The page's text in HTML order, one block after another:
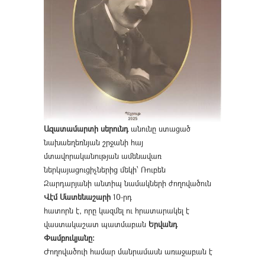
Ազատամարտի սերունդանունը ստացած
նախաեղեռնյան շրջանի հայ
մտավորականության ամենավառ
ներկայացուցիչներից մեկի՝ Ռուբեն
Զարդարյանի անտիպ նամակների ժողովածուն
Վէմ Մատենաշարի 10-րդ
հատորն է, որը կազմել ու հրատարակել է
վաստակաշատ պատմաբան Երվանդ
Փամբուկյանը։
Ժողովածուի համար մանրամասն առաջաբան է